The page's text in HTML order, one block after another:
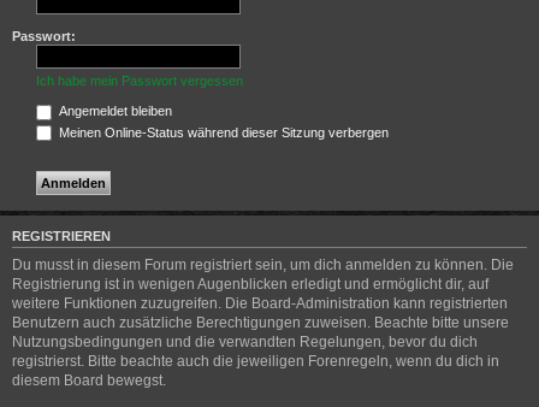
Passwort:
Ich habe mein Passwort vergessen
Angemeldet bleiben
Meinen Online-Status während dieser Sitzung verbergen
REGISTRIEREN
Du musst in diesem Forum registriert sein, um dich anmelden zu können. Die
Registrierung ist in wenigen Augenblicken erledigt und ermöglicht dir, auf
weitere Funktionen zuzugreifen. Die Board-Administration kann registrierten
Benutzern auch zusätzliche Berechtigungen zuweisen. Beachte bitte unsere
Nutzungsbedingungen und die verwandten Regelungen, bevor du dich
registrierst. Bitte beachte auch die jeweiligen Forenregeln, wenn du dich in
diesem Board bewegst.